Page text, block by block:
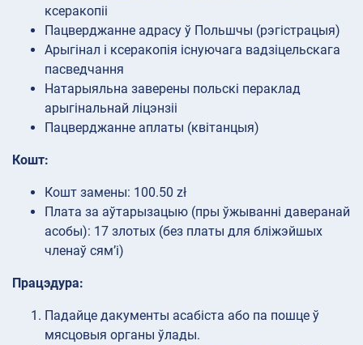
ксеракопіі
Пацверджанне адрасу ў Польшчы (рэгістрацыя)
Арыгінал і ксеракопія існуючага вадзіцельскага
пасведчання
Натарыяльна заверены польскі пераклад
арыгінальнай ліцэнзіі
Пацверджанне аплаты (квітанцыя)
Кошт:
Кошт замены: 100.50 zł
Плата за аўтарызацыю (пры ўжыванні даверанай
асобы): 17 злотых (без платы для бліжэйшых
членаў сям’і)
Працэдура:
Падайце дакументы асабіста або па пошце ў
мясцовыя органы ўлады.